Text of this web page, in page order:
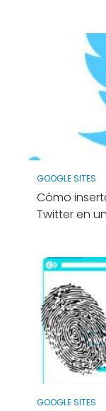
GOOGLE SITES
Cómo
Twitter en
GOOGLE SITES